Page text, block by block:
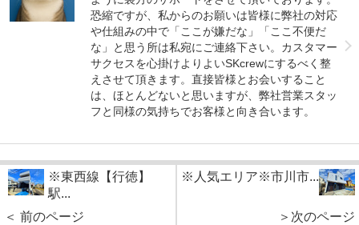
恐縮ですが、私からのお願いは皆様に弊社の対応
や仕組みの中で「ここが嫌だな」「ここ不便だ
な」と思う所は私宛にご連絡下さい。カスタマー
サクセスを心掛けよりよいSKcrewにするべく整
えさせて頂きます。直接皆様とお会いすること
は、ほとんどないと思いますが、弊社営業スタッ
フと同様の気持ちでお客様と向き合います。
※東西線【行徳】
駅...
＜ 前のページ
※人気エリア※市川市...
＞次のページ